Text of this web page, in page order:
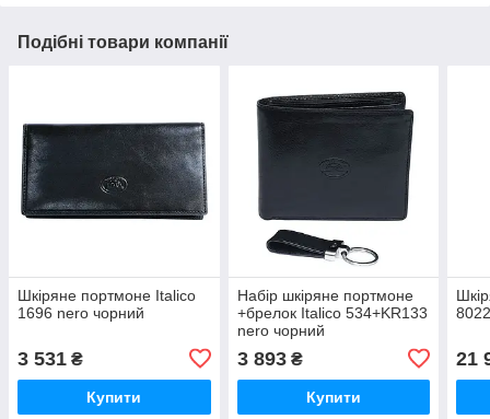
Подібні товари компанії
Шкіряне портмоне Italico
1696 nero чорний
3 531 ₴
Купити
Набір шкіряне портмоне
+брелок Italico 534+KR133
nero чорний
3 893₴
Купити
21